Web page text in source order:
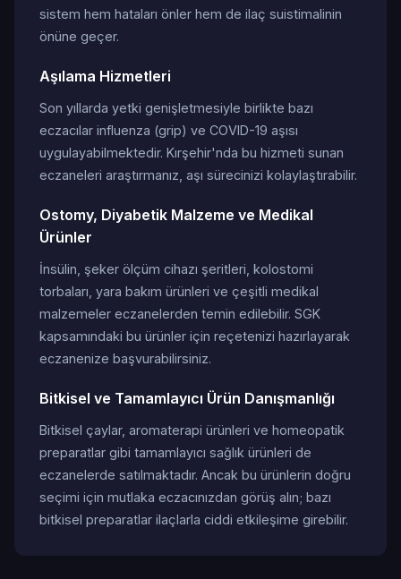
sistem hem hataları önler hem de ilaç suistimalinin
önüne geçer.
Aşılama Hizmetleri
Son yıllarda yetki genişletmesiyle birlikte bazı
eczacılar influenza (grip) ve COVID-19 aşısı
uygulayabilmektedir. Kırşehir'nda bu hizmeti sunan
eczaneleri araştırmanız, aşı sürecinizi kolaylaştırabilir.
Ostomy, Diyabetik Malzeme ve Medikal
Ürünler
İnsülin, şeker ölçüm cihazı şeritleri, kolostomi
torbaları, yara bakım ürünleri ve çeşitli medikal
malzemeler eczanelerden temin edilebilir. SGK
kapsamındaki bu ürünler için reçetenizi hazırlayarak
eczanenize başvurabilirsiniz.
Bitkisel ve Tamamlayıcı Ürün Danışmanlığı
Bitkisel çaylar, aromaterapi ürünleri ve homeopatik
preparatlar gibi tamamlayıcı sağlık ürünleri de
eczanelerde satılmaktadır. Ancak bu ürünlerin doğru
seçimi için mutlaka eczacınızdan görüş alın; bazı
bitkisel preparatlar ilaçlarla ciddi etkileşime girebilir.